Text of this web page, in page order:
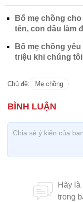
Bố mẹ chồng
tên, con dâu làm
Bố mẹ chồng
triệu khi chúng
Chủ đề: Mẹ chồng